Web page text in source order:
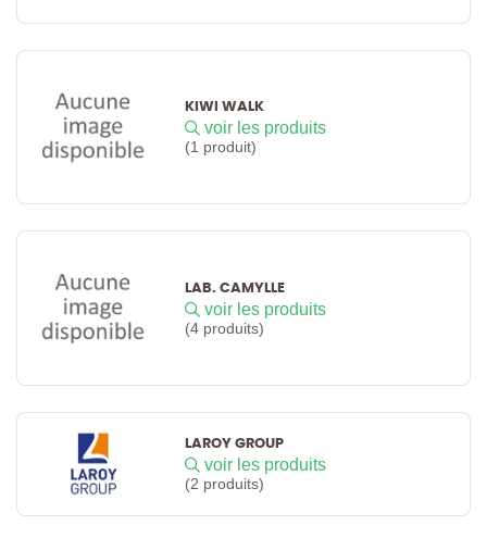
KIWI WALK
voir les produits
(1 produit)
LAB. CAMYLLE
voir les produits
(4 produits)
LAROY GROUP
voir les produits
(2 produits)